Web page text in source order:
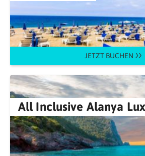
JETZT BUCHEN
All Inclusive Alanya